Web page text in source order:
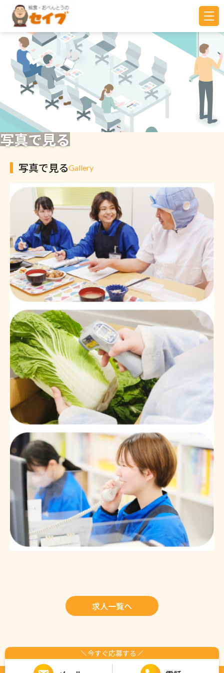
今すぐ応募する
写真で見る
写真で見るGallery
求人一覧へ